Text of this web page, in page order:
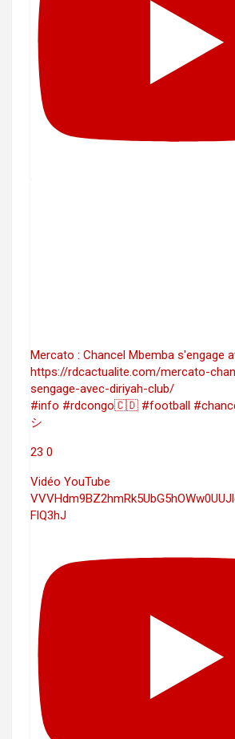
Mercato : Chancel Mbemba s'engage
https://rdcactualite.com/mercato-
sengage-avec-diriyah-club/
#info #rdcongo🇨🇩 #football
シ
23 0
Vidéo YouTube
FlQ3hJ